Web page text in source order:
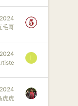
毛哥
L
虎虎